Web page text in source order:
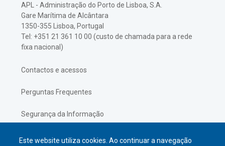
Este website utiliza cookies. Ao continuar a navegação
APL - Administração do Porto de Lisboa, S.A.
Gare Marítima de Alcântara
1350-355 Lisboa, Portugal
Tel: +351 21 361 10 00 (custo de chamada para a rede
fixa nacional)
Contactos e acessos
Perguntas Frequentes
Segurança da Informação
Política de Privacidade